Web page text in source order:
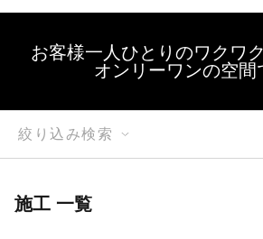
お客様一人ひとりのワクワ
オンリーワンの空間
絞り込み検索
施工 一覧